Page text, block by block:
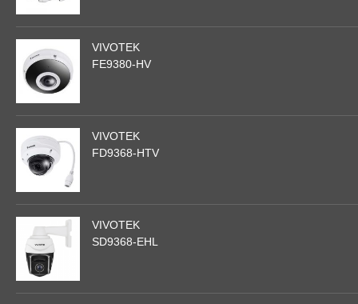
VIVOTEK
FE9380-HV
VIVOTEK
FD9368-HTV
VIVOTEK
SD9368-EHL